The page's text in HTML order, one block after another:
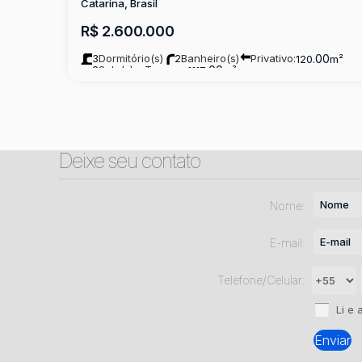
R$ 2.600.000
Catarina, Brasil
3Dormitório(s) 2Banheiro(s) Privativo:120.00m²
2Sala(s) Terreno: 1117 .00 m²
Deixe seu contato
Nome:
E-mail:
Telefone/Celular:
Li e